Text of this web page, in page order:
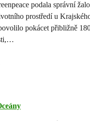
podala správní
prostředí u
pokácet přibližně